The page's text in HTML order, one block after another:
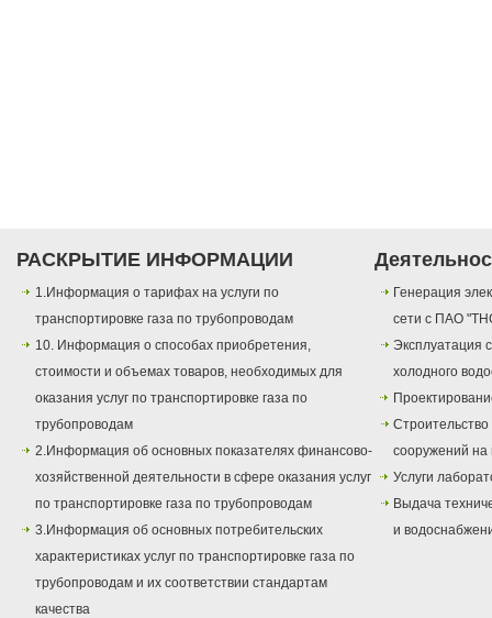
РАСКРЫТИЕ ИНФОРМАЦИИ
1.Информация о тарифах на услуги по
транспортировке газа по трубопроводам
10. Информация о способах приобретения,
стоимости и объемах товаров, необходимых для
оказания услуг по транспортировке газа по
трубопроводам
2.Информация об основных показателях финансово-
хозяйственной деятельности в сфере оказания услуг
по транспортировке газа по трубопроводам
3.Информация об основных потребительских
характеристиках услуг по транспортировке газа по
трубопроводам и их соответствии стандартам
качества
Генерация
сети с ПАО
Эксплуатация
холодного
сооружений на
Услуги
Выдача
и